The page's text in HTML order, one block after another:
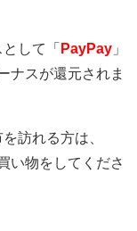
して「PayPay 」
ナスが還元されま
訪れる方は、
い物をしてくださ